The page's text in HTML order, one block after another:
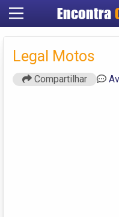
Encontra
Legal Motos
Compartilhar